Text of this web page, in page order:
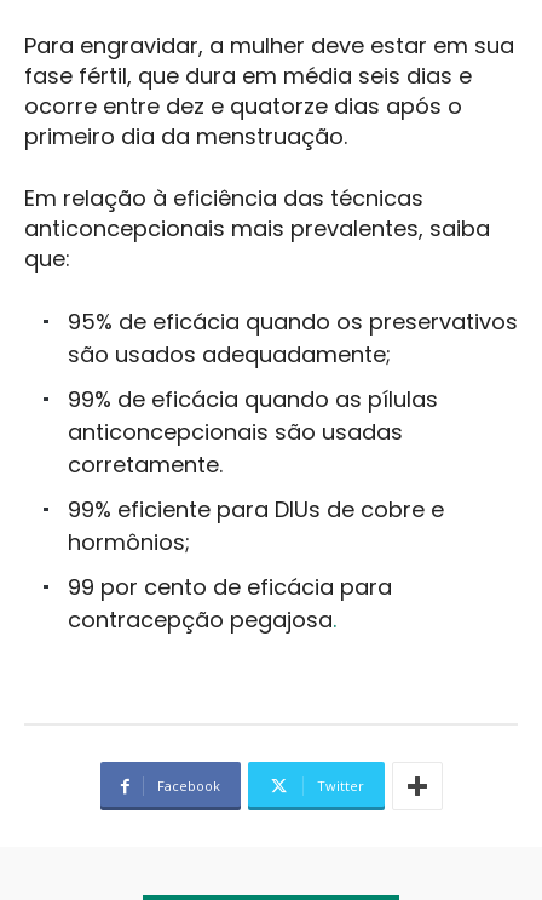
Para engravidar, a mulher deve estar em sua
fase fértil, que dura em média seis dias e
ocorre entre dez e quatorze dias após o
primeiro dia da menstruação.
Em relação à eficiência das técnicas
anticoncepcionais mais prevalentes, saiba
que:
95% de eficácia quando os preservativos
são usados ​​adequadamente;
99% de eficácia quando as pílulas
anticoncepcionais são usadas
corretamente.
99% eficiente para DIUs de cobre e
hormônios;
99 por cento de eficácia para
contracepção pegajosa.
Facebook Twitter